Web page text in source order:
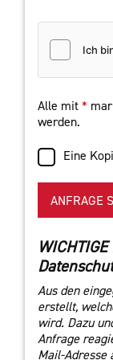
Alle mit *
werden.
Eine
ANFRAGE
Aus den
erstellt,
wird. Dazu
Anfrage
Mail-Adresse